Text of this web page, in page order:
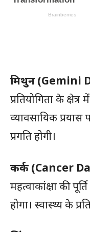
मिथुन (Gemini
प्रतियोगिता के
व्यावसायिक प्रयास
प्रगति होगी।
कर्क (Cancer
महत्वाकांक्षा की
होगा। स्वास्थ्य के